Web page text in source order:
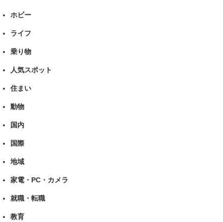
ホビー
ライフ
乗り物
人気スポット
住まい
動物
国内
国際
地域
家電・PC・カメラ
就職・転職
教育